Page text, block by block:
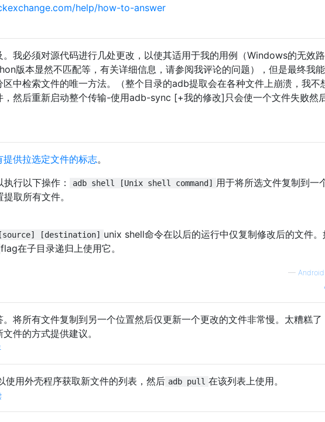
help/how-to-answer
。我必须对源代码进行几处更改，以使其适用于我的用例（Windows的无效
版本显然不匹配等，有关详细信息，请参阅我评论的问题），但是最终我
区中检索文件的唯一方法。（整个目录的adb提取会在各种文件上崩溃，我不
，然后重新启动整个传输-使用adb-sync [+我的修改]只会使一个文件失败然
提供拉选定文件的标志。
行以下操作：
adb shell [Unix shell command] 用于将所选文件复制到一
取所有文件。
[destination] unix shell命令在以后的运行中仅复制修改后的文件。
flag在子目录递归上使用它。
—
。将所有文件复制到另一个位置然后仅更新一个更改的文件非常慢。太糟糕
件的方式提供建议。
使用外壳程序获取新文件的列表，然后 adb pull 在该列表上使用。